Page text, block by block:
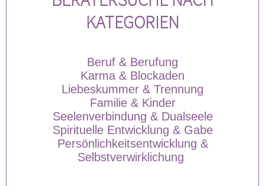
KATEGORIEN
Beruf & Berufung
Karma & Blockaden
Liebeskummer & Trennung
Familie & Kinder
Seelenverbindung & Dualseele
Spirituelle Entwicklung & Gabe
Persönlichkeitsentwicklung &
Selbstverwirklichung